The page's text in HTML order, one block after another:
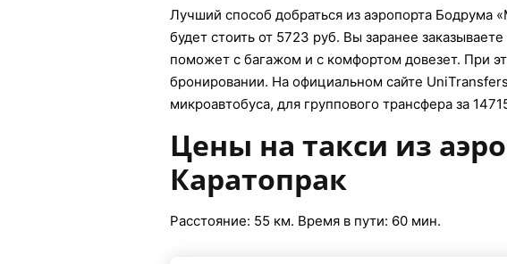
Лучший способ добраться из аэропорта Бодрума
будет стоить от 5723 руб. Вы заранее
поможет с багажом и с комфортом довезет. При
бронировании. На официальном сайте
микроавтобуса, для группового трансфера за
Цены на такси из
Каратопрак
Расстояние: 55 км. Время в пути: 60 мин.